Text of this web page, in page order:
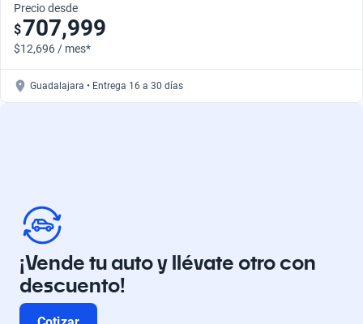
Precio desde
$707,999
$12,696 / mes*
Guadalajara • Entrega 16 a 30 días
¡Vende tu auto y llévate otro con
descuento!